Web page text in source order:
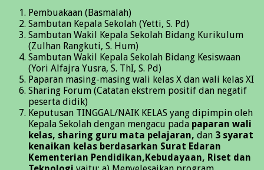
Pembuakaan (Basmalah)
Sambutan Kepala Sekolah (Yetti, S. Pd)
Sambutan Wakil Kepala Sekolah Bidang Kurikulum
(Zulhan Rangkuti, S. Hum)
Sambutan Wakil Kepala Sekolah Bidang Kesiswaan
(Yori Alfajra Yusra, S. ThI, S. Pd)
Paparan masing-masing wali kelas X dan wali kelas XI
Sharing Forum (Catatan ekstrem positif dan negatif
peserta didik)
Keputusan TINGGAL/NAIK KELAS yang dipimpin oleh
Kepala Sekolah dengan mengacu pada paparan wali
kelas, sharing guru mata pelajaran, dan 3 syarat
kenaikan kelas berdasarkan Surat Edaran
Kementerian Pendidikan,Kebudayaan, Riset dan